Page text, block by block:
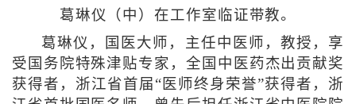
葛琳仪（中）在工作室临证带教。
葛琳仪，国医大师，主任中医师，教授，享
受国务院特殊津贴专家，全国中医药杰出贡献奖
获得者，浙江省首届“医师终身荣誉”获得者，浙